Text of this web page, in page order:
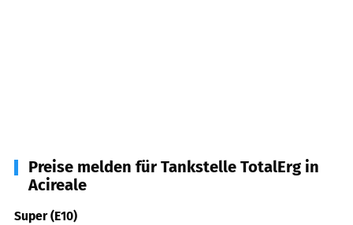
Preise melden für Tankstelle TotalErg in
Acireale
Super (E10)